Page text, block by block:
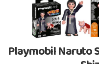
Playmobil Naruto